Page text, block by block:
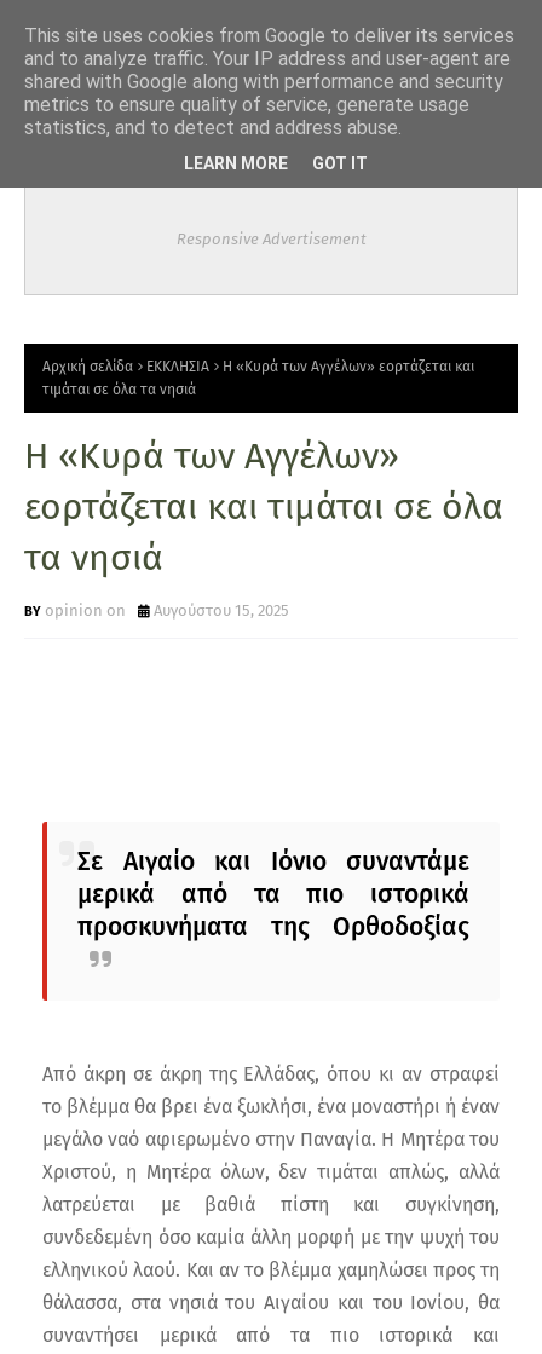
Responsive Advertisement
Αρχική σελίδα ΕΚΚΛΗΣΙΑ
Η «Κυρά των Αγγέλων» εορτάζεται και
τιμάται σε όλα τα νησιά
Η «Κυρά των Αγγέλων»
εορτάζεται και τιμάται σε όλα
τα νησιά
opinion on Αυγούστου 15, 2025
Σε Αιγαίο και Ιόνιο συναντάμε
μερικά από τα πιο ιστορικά
προσκυνήματα της Ορθοδοξίας
Από άκρη σε άκρη της Ελλάδας, όπου κι αν στραφεί
το βλέμμα θα βρει ένα ξωκλήσι, ένα μοναστήρι ή έναν
μεγάλο ναό αφιερωμένο στην Παναγία. Η Μητέρα του
Χριστού, η Μητέρα όλων, δεν τιμάται απλώς, αλλά
λατρεύεται με βαθιά πίστη και συγκίνηση,
συνδεδεμένη όσο καμία άλλη μορφή με την ψυχή του
ελληνικού λαού. Και αν το βλέμμα χαμηλώσει προς τη
θάλασσα, στα νησιά του Αιγαίου και του Ιονίου, θα
συναντήσει μερικά από τα πιο ιστορικά και
This site uses cookies from Google to deliver its services
and to analyze traffic. Your IP address and user-agent are
shared with Google along with performance and security
metrics to ensure quality of service, generate usage
statistics, and to detect and address abuse.
LEARN MORE GOT IT